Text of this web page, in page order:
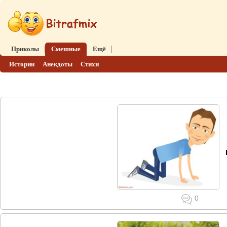
Приколы
Смешные
Истории
Анекдоты Стихи
Ещё
0